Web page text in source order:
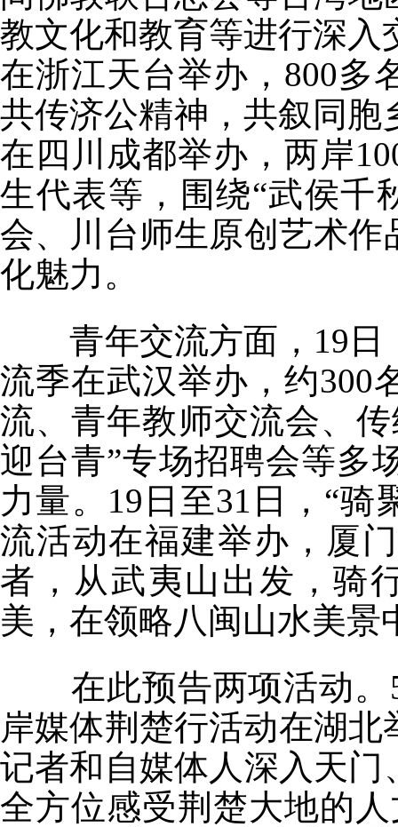
教文化和教育等进行深入
在浙江天台举办，800多
共传济公精神，共叙同胞
在四川成都举办，两岸
生代表等，围绕“武侯千
会、川台师生原创艺术
化魅力。
青年交流方面，19日
流季在武汉举办，约300
流、青年教师交流会、
迎台青”专场招聘会等多
力量。19日至31日，“骑
流活动在福建举办，厦
者，从武夷山出发，骑
美，在领略八闽山水美景
在此预告两项活动。5
岸媒体荆楚行活动在湖
记者和自媒体人深入天
全方位感受荆楚大地的